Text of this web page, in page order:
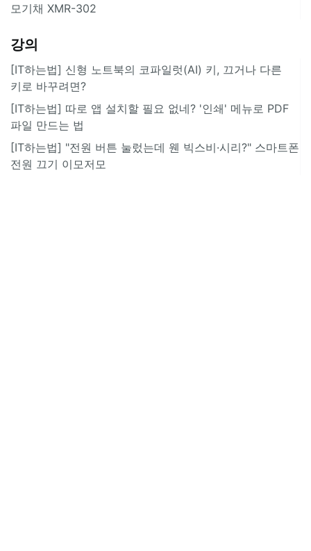
모기채 XMR-302
강의
[IT하는법] 신형 노트북의 코파일럿(AI) 키, 끄거나 다른
키로 바꾸려면?
[IT하는법] 따로 앱 설치할 필요 없네? '인쇄' 메뉴로 PDF
파일 만드는 법
[IT하는법] "전원 버튼 눌렀는데 웬 빅스비·시리?" 스마트폰
전원 끄기 이모저모